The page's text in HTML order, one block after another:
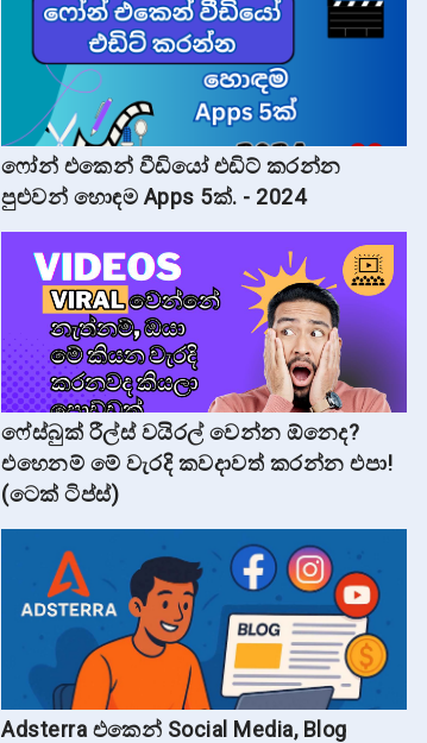
ෆෝන් එකෙන් වීඩියෝ එඩිට් කරන්න
පුළුවන් හොඳම Apps 5ක්. - 2024
ෆේස්බුක් රීල්ස් වයිරල් වෙන්න ඕනෙද?
එහෙනම් මේ වැරදි කවදාවත් කරන්න එපා!
(ටෙක් ටිප්ස්)
Adsterra එකෙන් Social Media, Blog